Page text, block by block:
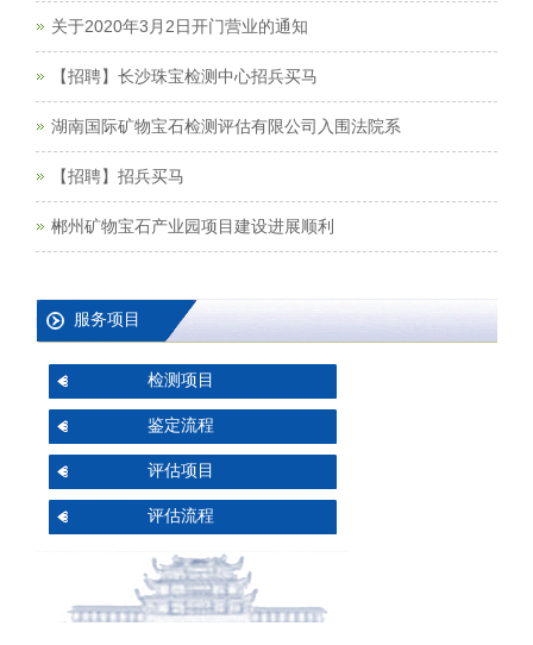
关于2020年3月2日开门营业的通知
【招聘】长沙珠宝检测中心招兵买马
湖南国际矿物宝石检测评估有限公司入围法院系
【招聘】招兵买马
郴州矿物宝石产业园项目建设进展顺利
服务项目
检测项目
鉴定流程
评估项目
评估流程